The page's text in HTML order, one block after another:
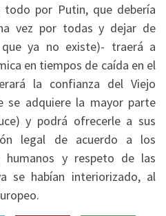
todo por Putin, que debería
vez por todas y dejar de
ya no existe)- traerá a
en tiempos de caída en el
la confianza del Viejo
se adquiere la mayor parte
y podrá ofrecerle a sus
legal de acuerdo a los
humanos y respeto de las
se habían interiorizado, al